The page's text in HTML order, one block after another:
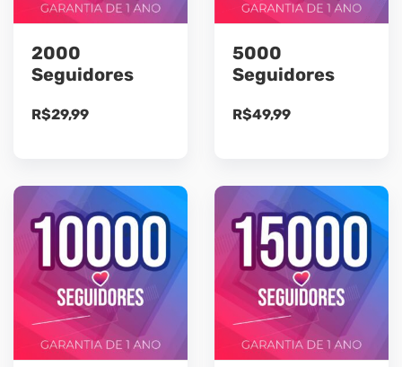
2000
Seguidores
R$29,99
5000
Seguidores
R$49,99